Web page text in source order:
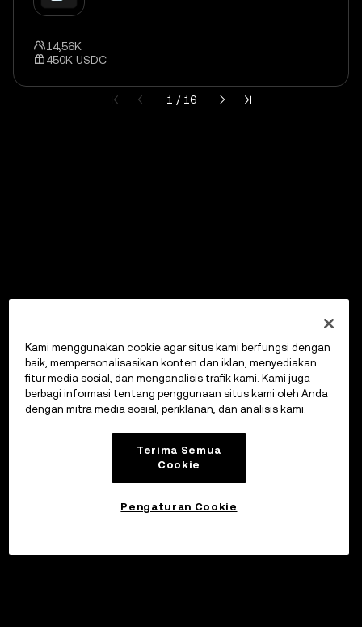
14,56K
450K USDC
Halaman saat ini 1 dari 16
1 / 16
Kami menggunakan cookie agar situs kami berfungsi dengan
baik, mempersonalisasikan konten dan iklan, menyediakan
fitur media sosial, dan menganalisis trafik kami. Kami juga
berbagi informasi tentang penggunaan situs kami oleh Anda
dengan mitra media sosial, periklanan, dan analisis kami.
Terima Semua
Cookie
Pengaturan Cookie